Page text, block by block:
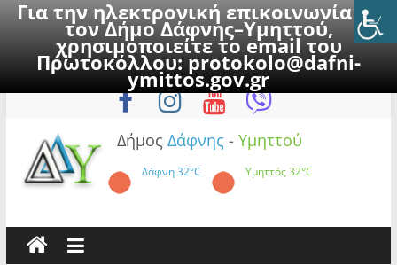
Για την ηλεκτρονική επικοινωνία με
τον Δήμο Δάφνης–Υμηττού,
χρησιμοποιείτε το email του
Πρωτοκόλλου:protokolo@dafni-
ymittos.gov.gr
to
Παρασκευή, 7 Αυγούστου 2026
Δήμος Δάφνης - Υμηττού
Δάφνη32°C Υμηττός32°C